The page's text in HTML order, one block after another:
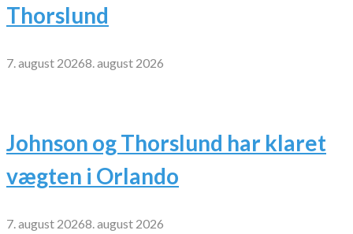
Thorslund
7. august 20268. august 2026
Johnson og Thorslund har klaret
vægten i Orlando
7. august 20268. august 2026